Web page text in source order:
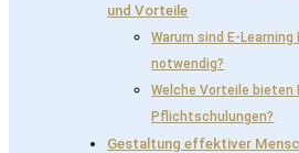
und Vorteile
Warum sind E-
notwendig?
Welche Vorteile bieten
Pflichtschulungen?
Gestaltung effektiver